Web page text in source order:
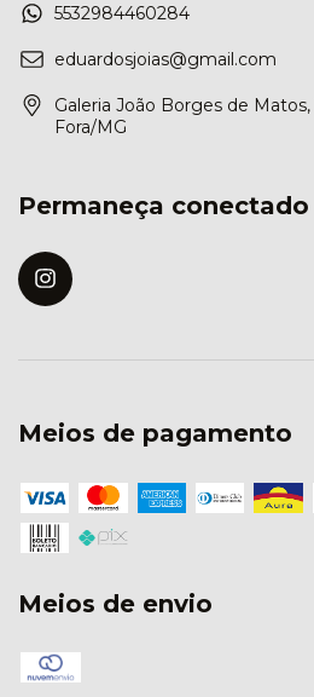
5532984460284
eduardosjoias@gmail.com
Galeria João Borges de
Fora/MG
Permaneça conectado
Meios de pagamento
Meios de envio